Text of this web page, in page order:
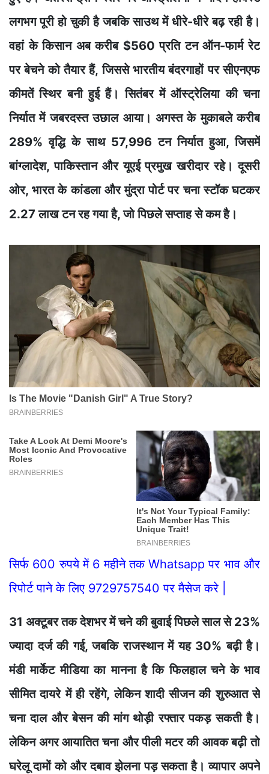
लगभग पूरी हो चुकी है जबकि साउथ में धीरे-धीरे बढ़ रही है।
वहां के किसान अब करीब $560 प्रति टन ऑन-फार्म रेट
पर बेचने को तैयार हैं, जिससे भारतीय बंदरगाहों पर सीएनएफ
कीमतें स्थिर बनी हुई हैं। सितंबर में ऑस्ट्रेलिया की चना
निर्यात में जबरदस्त उछाल आया। अगस्त के मुकाबले करीब
289% वृद्धि के साथ 57,996 टन निर्यात हुआ, जिसमें
बांग्लादेश, पाकिस्तान और यूएई प्रमुख खरीदार रहे। दूसरी
ओर, भारत के कांडला और मुंद्रा पोर्ट पर चना स्टॉक घटकर
2.27 लाख टन रह गया है, जो पिछले सप्ताह से कम है।
सिर्फ 600 रुपये में 6 महीने तक Whatsapp पर भाव और
रिपोर्ट पाने के लिए 9729757540 पर मैसेज करे |
31 अक्टूबर तक देशभर में चने की बुवाई पिछले साल से 23%
ज्यादा दर्ज की गई, जबकि राजस्थान में यह 30% बढ़ी है।
मंडी मार्केट मीडिया का मानना है कि फिलहाल चने के भाव
सीमित दायरे में ही रहेंगे, लेकिन शादी सीजन की शुरुआत से
चना दाल और बेसन की मांग थोड़ी रफ्तार पकड़ सकती है।
लेकिन अगर आयातित चना और पीली मटर की आवक बढ़ी तो
घरेलू दामों को और दबाव झेलना पड़ सकता है। व्यापार अपने